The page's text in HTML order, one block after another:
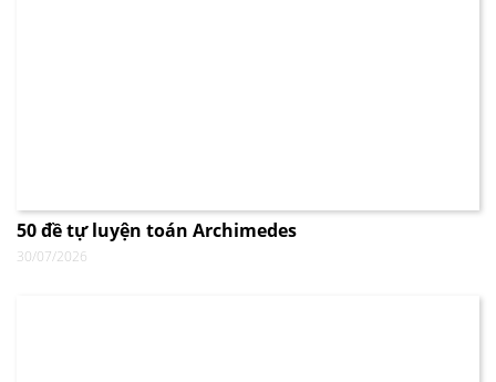
50 đề tự luyện toán Archimedes
30/07/2026